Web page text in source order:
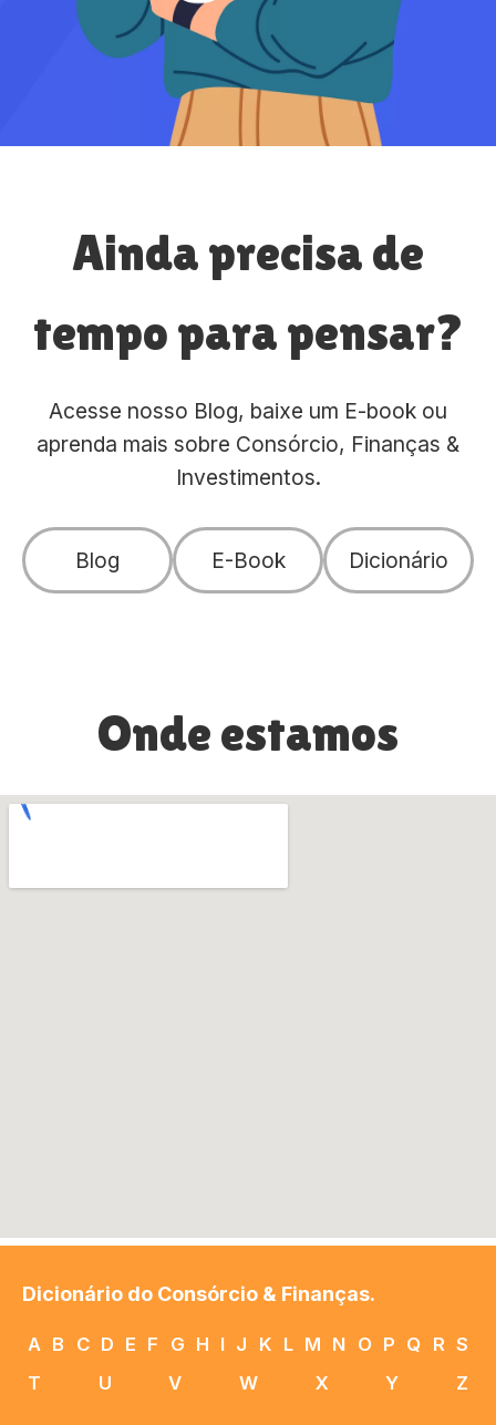
Ainda precisa de
tempo para pensar?
Acesse nosso Blog, baixe um E-book ou
aprenda mais sobre Consórcio, Finanças &
Investimentos.
Blog E-Book Dicionário
Onde estamos
Dicionário do Consórcio & Finanças.
A B C D E F G H I J K L M N O P Q R S
T
U V W X Y Z